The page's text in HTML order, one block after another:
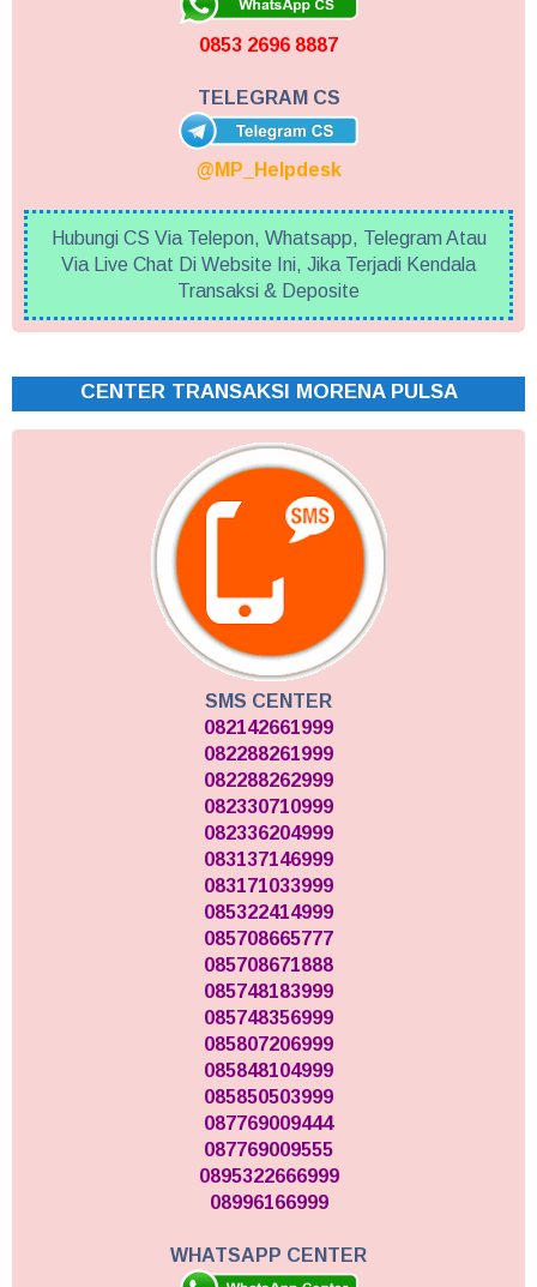
0853 2696 8887
TELEGRAM CS
@MP_Helpdesk
Hubungi CS Via Telepon, Whatsapp, Telegram Atau
Via Live Chat Di Website Ini, Jika Terjadi Kendala
Transaksi & Deposite
CENTER TRANSAKSI MORENA PULSA
SMS CENTER
082142661999
082288261999
082288262999
082330710999
082336204999
083137146999
083171033999
085322414999
085708665777
085708671888
085748183999
085748356999
085807206999
085848104999
085850503999
087769009444
087769009555
0895322666999
08996166999
WHATSAPP CENTER